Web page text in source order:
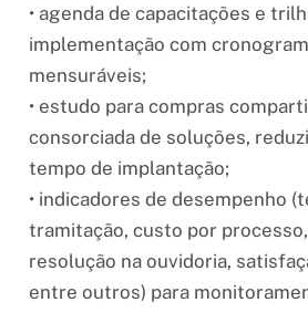
• agenda de capacitações e
implementação com
mensuráveis;
• estudo para compras
consorciada de soluções,
tempo de implantação;
• indicadores de desempenho
tramitação, custo por
resolução na ouvidoria,
entre outros) para